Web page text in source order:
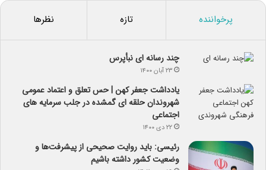
پرخواننده تازه نظرها
چند رسانه ای نبأپرس
۲۳ آبان ۱۴۰۰
یادداشت جعفر کهن | حس تعلق و اعتماد عمومی
شهروندان حلقه ای گمشده در جلب سرمایه های
اجتماعی
۲۲ دی ۱۴۰۰
رئیسی: باید روایت صحیحی از پیشرفت‌ها و
وضعیت کشور داشته باشیم